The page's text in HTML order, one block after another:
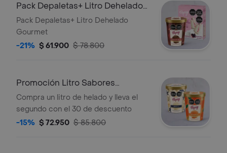
Pack Depaletas+ Litro Dehelado
Gourmet
Pack Depaletas+ Litro Dehelado
Gourmet
-21% $ 61.900 $ 78.800
Promoción Litro Sabores
Gourmet
Compra un litro de helado y lleva el
segundo con el 30 de descuento
-15% $ 72.950 $ 85.800